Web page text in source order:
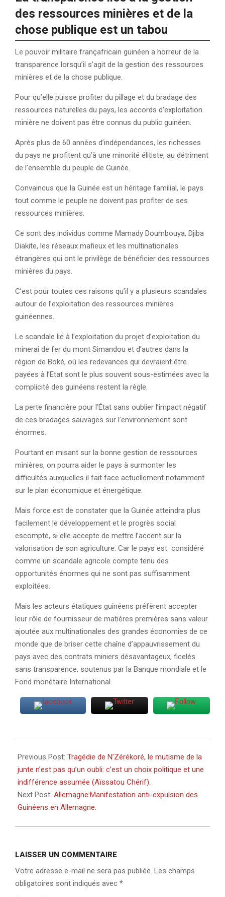
des ressources minières et de la
chose publique est un tabou
Le pouvoir militaire françafricain guinéen a horreur de la
transparence lorsqu’il s’agit de la gestion des ressources
minières et de la chose publique.
Pour qu’elle puisse profiter du pillage et du bradage des
ressources naturelles du pays, les accords d’exploitation
minière ne doivent pas être connus du public guinéen.
Après plus de 60 années d’indépendances, les richesses
du pays ne profitent qu’à une minorité élitiste, au détriment
de l’ensemble du peuple de Guinée.
Convaincus que la Guinée est un héritage familial, le pays
tout comme le peuple ne doivent pas profiter de ses
ressources minières.
Ce sont des individus comme Mamady Doumbouya, Djiba
Diakite, les réseaux mafieux et les multinationales
étrangères qui ont le privilège de bénéficier des ressources
minières du pays.
C’est pour toutes ces raisons qu’il y a plusieurs scandales
autour de l’exploitation des ressources minières
guinéennes.
Le scandale lié à l’exploitation du projet d’exploitation du
minerai de fer du mont Simandou et d’autres dans la
région de Boké, où les redevances qui devraient être
payées à l’Etat sont le plus souvent sous-estimées avec la
complicité des guinéens restent la règle.
La perte financière pour l’État sans oublier l’impact négatif
de ces bradages sauvages sur l’environnement sont
énormes.
Pourtant en misant sur la bonne gestion de ressources
minières, on pourra aider le pays à surmonter les
difficultés auxquelles il fait face actuellement notamment
sur le plan économique et énergétique.
Mais force est de constater que la Guinée atteindra plus
facilement le développement et le progrès social
escompté, si elle accepte de mettre l’accent sur la
valorisation de son agriculture. Car le pays est considéré
comme un scandale agricole compte tenu des
opportunités énormes qui ne sont pas suffisamment
exploitées.
Mais les acteurs étatiques guinéens préfèrent accepter
leur rôle de fournisseur de matières premières sans valeur
ajoutée aux multinationales des grandes économies de ce
monde que de briser cette chaîne d’appauvrissement du
pays avec des contrats miniers désavantageux, ficelés
sans transparence, soutenus par la Banque mondiale et le
Fond monétaire International.
12-
04
Previous Post: Tragédie de N’Zérékoré, le mutisme de la
junte n’est pas qu’un oubli: c’est un choix politique et une
indifférence assumée (Aïssatou Chérif).
Next Post: Allemagne:Manifestation anti-expulsion des
Guinéens en Allemagne.
LAISSER UN COMMENTAIRE
Votre adresse e-mail ne sera pas publiée. Les champs
obligatoires sont indiqués avec *